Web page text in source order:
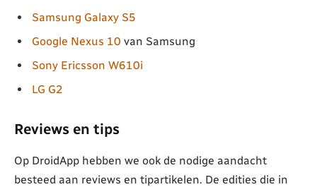
Samsung Galaxy S5
Google Nexus 10 van Samsung
Sony Ericsson W610i
LG G2
Reviews en tips
Op DroidApp hebben we ook de nodige aandacht
besteed aan reviews en tipartikelen. De edities die in